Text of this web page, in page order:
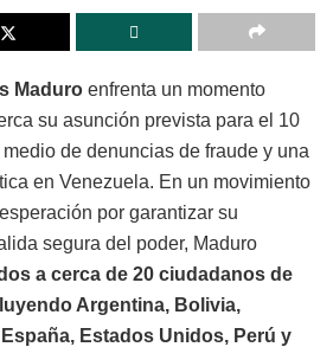
Maduro enfrenta un momento
su asunción prevista para el 10
de denuncias de fraude y una
en Venezuela. En un movimiento
por garantizar su
segura del poder, Maduro
a cerca de 20 ciudadanos de
Argentina, Bolivia,
Estados Unidos, Perú y